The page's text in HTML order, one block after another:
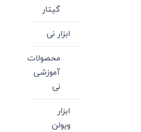
گیتار
ابزار نی
محصولات
آموزشی
نی
ابزار
ویولن